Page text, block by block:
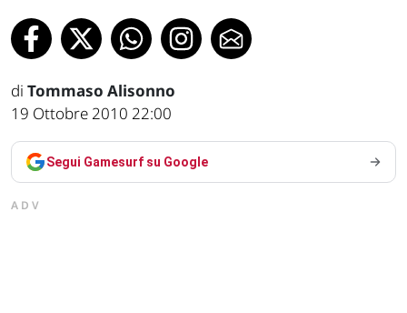
di Tommaso Alisonno
19 Ottobre 2010 22:00
Segui Gamesurf su Google
ADV